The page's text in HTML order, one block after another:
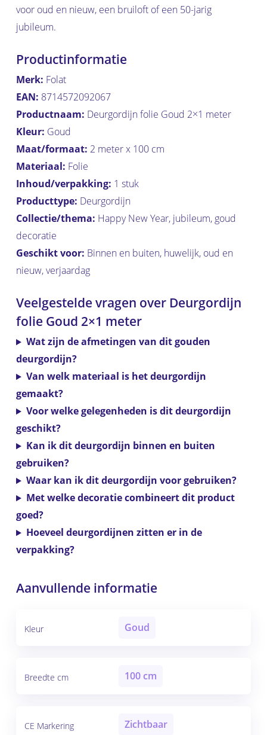
voor oud en nieuw, een bruiloft of een 50-jarig
jubileum.
Productinformatie
Merk: Folat
EAN: 8714572092067
Productnaam: Deurgordijn folie Goud 2×1 meter
Kleur: Goud
Maat/formaat: 2 meter x 100 cm
Materiaal: Folie
Inhoud/verpakking: 1 stuk
Producttype: Deurgordijn
Collectie/thema: Happy New Year, jubileum, goud
decoratie
Geschikt voor: Binnen en buiten, huwelijk, oud en
nieuw, verjaardag
Veelgestelde vragen over Deurgordijn
folie Goud 2×1 meter
Wat zijn de afmetingen van dit gouden
deurgordijn?
Van welk materiaal is het deurgordijn
gemaakt?
Voor welke gelegenheden is dit deurgordijn
geschikt?
Kan ik dit deurgordijn binnen en buiten
gebruiken?
Waar kan ik dit deurgordijn voor gebruiken?
Met welke decoratie combineert dit product
goed?
Hoeveel deurgordijnen zitten er in de
verpakking?
Aanvullende informatie
Kleur Goud
Breedte cm 100 cm
CE Markering Zichtbaar